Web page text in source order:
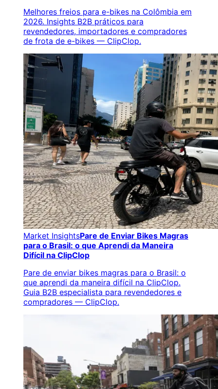
Melhores freios para e-bikes na Colômbia em
2026. Insights B2B práticos para
revendedores, importadores e compradores
de frota de e-bikes — ClipClop.
Market InsightsPare de Enviar Bikes Magras
para o Brasil: o que Aprendi da Maneira
Difícil na ClipClop
Pare de enviar bikes magras para o Brasil: o
que aprendi da maneira difícil na ClipClop.
Guia B2B especialista para revendedores e
compradores — ClipClop.